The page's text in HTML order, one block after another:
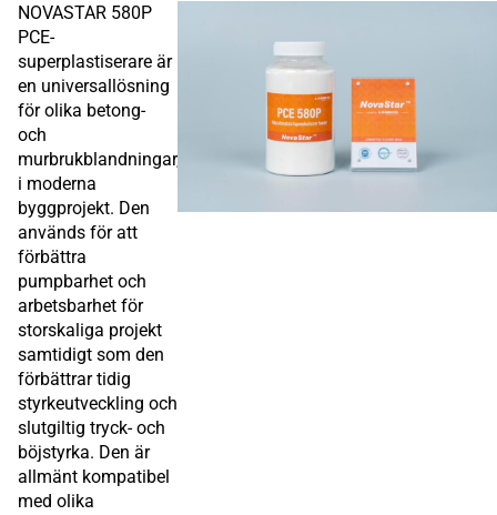
NOVASTAR 580P
PCE-
superplastiserare är
en universallösning
för olika betong-
och
murbrukblandningar,
i moderna
byggprojekt. Den
används för att
förbättra
pumpbarhet och
arbetsbarhet för
storskaliga projekt
samtidigt som den
förbättrar tidig
styrkeutveckling och
slutgiltig tryck- och
böjstyrka. Den är
allmänt kompatibel
med olika